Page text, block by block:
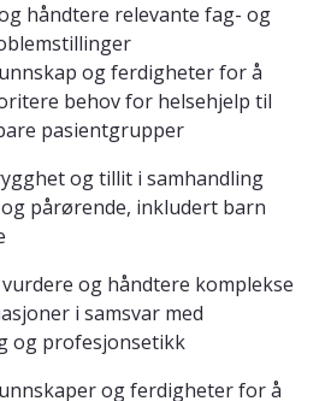
håndtere relevante fag- og
og ferdigheter for å
behov for helsehjelp til
pasientgrupper
og tillit i samhandling
pårørende, inkludert barn
og håndtere komplekse
i samsvar med
og profesjonsetikk
og ferdigheter for å